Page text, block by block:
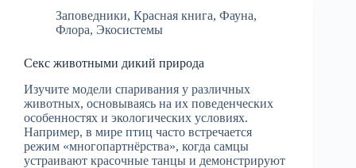
Заповедники, Красная книга, Фауна,
Флора, Экосистемы
Секс животными дикий природа
Изучите модели спаривания у различных
животных, основываясь на их поведенческих
особенностях и экологических условиях.
Например, в мире птиц часто встречается
режим «многопартнёрства», когда самцы
устраивают красочные танцы и демонстрируют